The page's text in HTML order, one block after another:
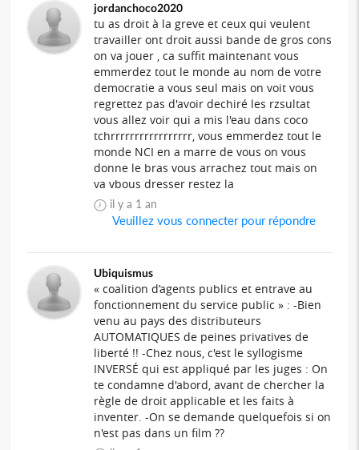
jordanchoco2020
tu as droit à la greve et ceux qui veulent
travailler ont droit aussi bande de gros cons
on va jouer , ca suffit maintenant vous
emmerdez tout le monde au nom de votre
democratie a vous seul mais on voit vous
regrettez pas d'avoir dechiré les rzsultat
vous allez voir qui a mis l'eau dans coco
tchrrrrrrrrrrrrrrrrr, vous emmerdez tout le
monde NCI en a marre de vous on vous
donne le bras vous arrachez tout mais on
va vbous dresser restez la
il y a 1 an
Veuillez vous connecter pour répondre
Ubiquismus
« coalition d’agents publics et entrave au
fonctionnement du service public » : -Bien
venu au pays des distributeurs
AUTOMATIQUES de peines privatives de
liberté !! -Chez nous, c'est le syllogisme
INVERSÉ qui est appliqué par les juges : On
te condamne d'abord, avant de chercher la
règle de droit applicable et les faits à
inventer. -On se demande quelquefois si on
n'est pas dans un film ??